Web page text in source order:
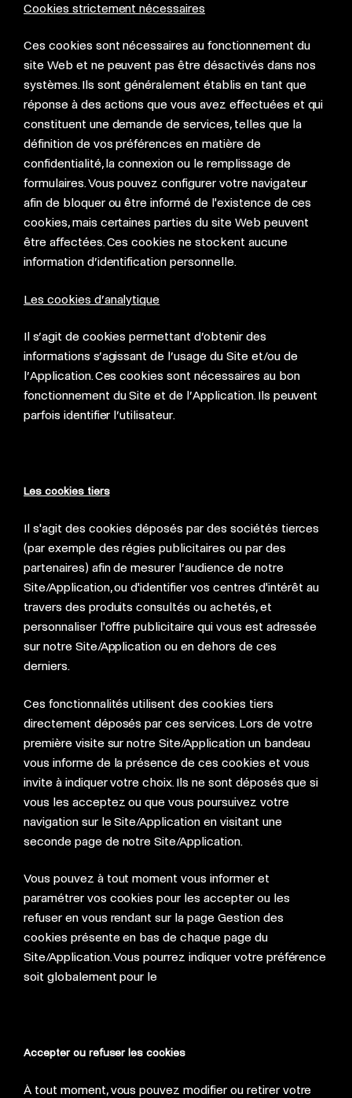
Cookies strictement nécessaires
Ces cookies sont nécessaires au fonctionnement du
site Web et ne peuvent pas être désactivés dans nos
systèmes. Ils sont généralement établis en tant que
réponse à des actions que vous avez effectuées et qui
constituent une demande de services, telles que la
définition de vos préférences en matière de
confidentialité, la connexion ou le remplissage de
formulaires. Vous pouvez configurer votre navigateur
afin de bloquer ou être informé de l'existence de ces
cookies, mais certaines parties du site Web peuvent
être affectées. Ces cookies ne stockent aucune
information d’identification personnelle.
Les cookies d’analytique
Il s’agit de cookies permettant d’obtenir des
informations s’agissant de l’usage du Site et/ou de
l’Application. Ces cookies sont nécessaires au bon
fonctionnement du Site et de l’Application. Ils peuvent
parfois identifier l’utilisateur.
Les cookies tiers
Il s'agit des cookies déposés par des sociétés tierces
(par exemple des régies publicitaires ou par des
partenaires) afin de mesurer l’audience de notre
Site/Application, ou d'identifier vos centres d'intérêt au
travers des produits consultés ou achetés, et
personnaliser l'offre publicitaire qui vous est adressée
sur notre Site/Application ou en dehors de ces
derniers.
Ces fonctionnalités utilisent des cookies tiers
directement déposés par ces services. Lors de votre
première visite sur notre Site/Application un bandeau
vous informe de la présence de ces cookies et vous
invite à indiquer votre choix. Ils ne sont déposés que si
vous les acceptez ou que vous poursuivez votre
navigation sur le Site/Application en visitant une
seconde page de notre Site/Application.
Vous pouvez à tout moment vous informer et
paramétrer vos cookies pour les accepter ou les
refuser en vous rendant sur la page Gestion des
cookies présente en bas de chaque page du
Site/Application. Vous pourrez indiquer votre préférence
soit globalement pour le
Accepter ou refuser les cookies
À tout moment, vous pouvez modifier ou retirer votre